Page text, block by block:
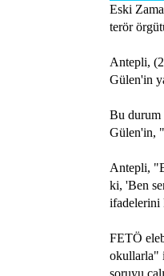
Eski
terör
Antepli,
Gülen'in
Bu durum
Gülen'in,
Antepli,
ki, 'Ben
ifadelerini
FETÖ
okullarla"
soruyu